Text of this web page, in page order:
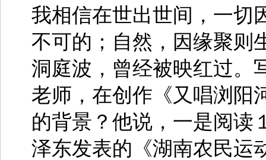
我相信在世出世间，一切
不可的；自然，因缘聚则
洞庭波，曾经被映红过。
老师，在创作《又唱浏阳
的背景？他说，一是阅读
泽东发表的《湖南农民运